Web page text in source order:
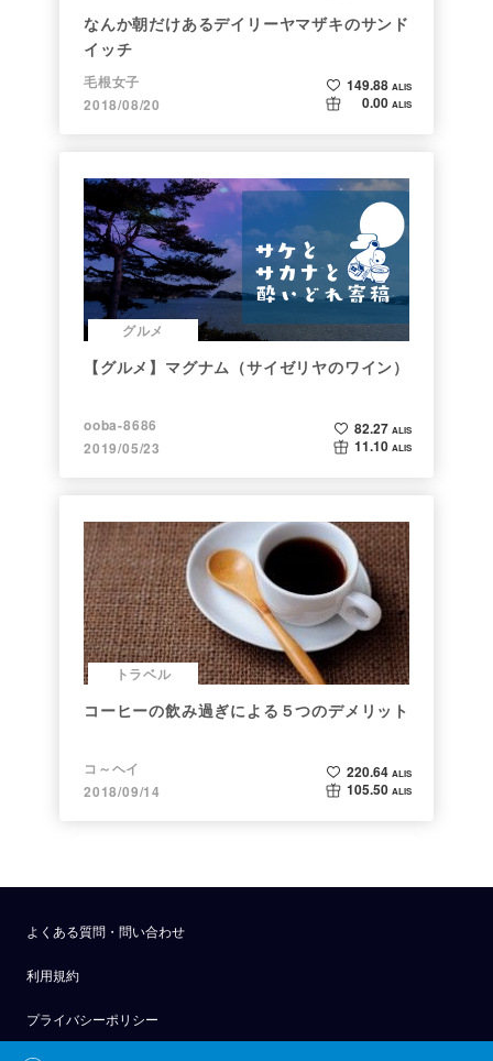
なんか朝だけあるデイリーヤマザキのサンド
イッチ
毛根女子
2018/08/20
149.88 ALIS
0.00 ALIS
グルメ
【グルメ】マグナム（サイゼリヤのワイン）
ooba-8686
2019/05/23
82.27 ALIS
11.10 ALIS
トラベル
コーヒーの飲み過ぎによる５つのデメリット
コ～ヘイ
2018/09/14
220.64 ALIS
105.50 ALIS
よくある質問・問い合わせ
利用規約
プライバシーポリシー